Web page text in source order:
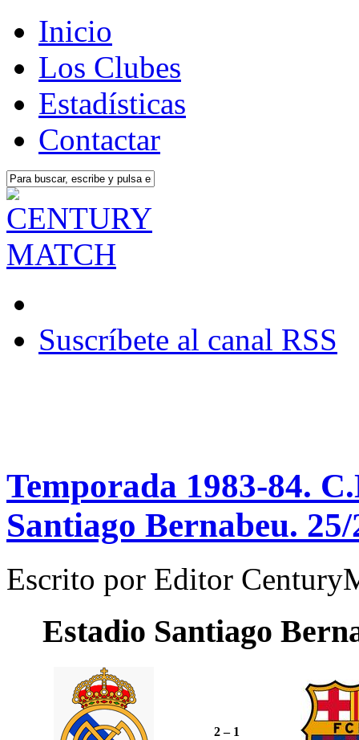
Inicio
Los Clubes
Estadísticas
Contactar
Suscríbete al canal RSS
Temporada 1983-84.
Santiago Bernabeu.
Escrito por Editor
Estadio Santiago
2 – 1